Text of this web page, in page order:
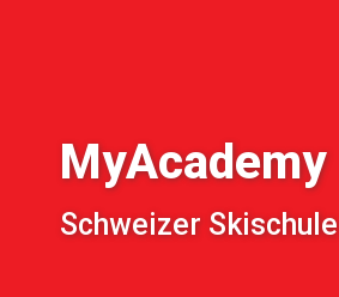
MyAcademy
Schweizer Skischule